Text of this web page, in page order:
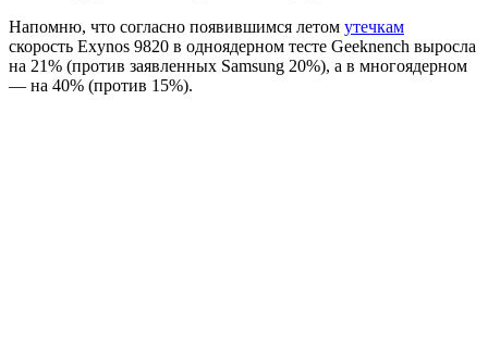
Напомню, что согласно появившимся летом утечкам
скорость Exynos 9820 в одноядерном тесте Geeknench выросла
на 21% (против заявленных Samsung 20%), а в многоядерном
— на 40% (против 15%).